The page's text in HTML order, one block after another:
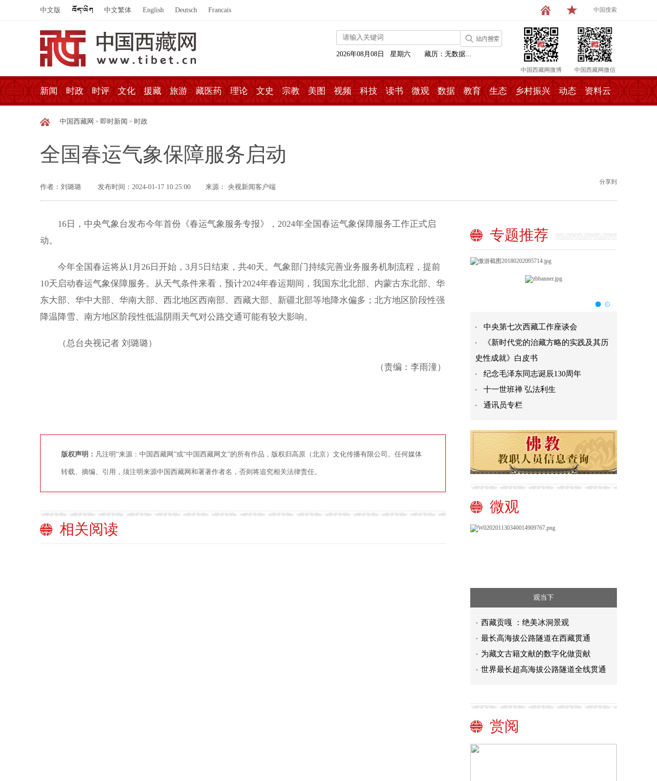
中文版 中文繁体 English Deutsch Francais 中国搜索
中国西藏网微博 中国西藏网微信
2026年08月08日 星期六 藏历：无数据...
新闻 时政 时评 文化 援藏 旅游 藏医药 理论 文史 宗教 美图 视频 科技 读书 微观 数据 教育 生态 乡村振兴 动态 资料云
中国西藏网 > 即时新闻 > 时政
全国春运气象保障服务启动
作者：刘璐璐 发布时间：2024-01-17 10:25:00 来源： 央视新闻客户端
分享到
16日，中央气象台发布今年首份《春运气象服务专报》，2024年全国春运气象保障服务工作正式启
动。
今年全国春运将从1月26日开始，3月5日结束，共40天。气象部门持续完善业务服务机制流程，提前
10天启动春运气象保障服务。从天气条件来看，预计2024年春运期间，我国东北北部、内蒙古东北部、华
东大部、华中大部、华南大部、西北地区西南部、西藏大部、新疆北部等地降水偏多；北方地区阶段性强
降温降雪、南方地区阶段性低温阴雨天气对公路交通可能有较大影响。
（总台央视记者 刘璐璐）
（责编：李雨潼）
版权声明： 凡注明“来源：中国西藏网”或“中国西藏网文”的所有作品，版权归高原（北京）文化传播有限公司。任何媒体
转载、摘编、引用，须注明来源中国西藏网和署著作者名，否则将追究相关法律责任。
相关阅读
专题推荐
中央第七次西藏工作座谈会
《新时代党的治藏方略的实践及其历
史性成就》白皮书
纪念毛泽东同志诞辰130周年
十一世班禅 弘法利生
通讯员专栏
微观
观当下
西藏贡嘎 ：绝美冰洞景观
最长高海拔公路隧道在西藏贯通
为藏文古籍文献的数字化做贡献
世界最长超高海拔公路隧道全线贯通
赏阅